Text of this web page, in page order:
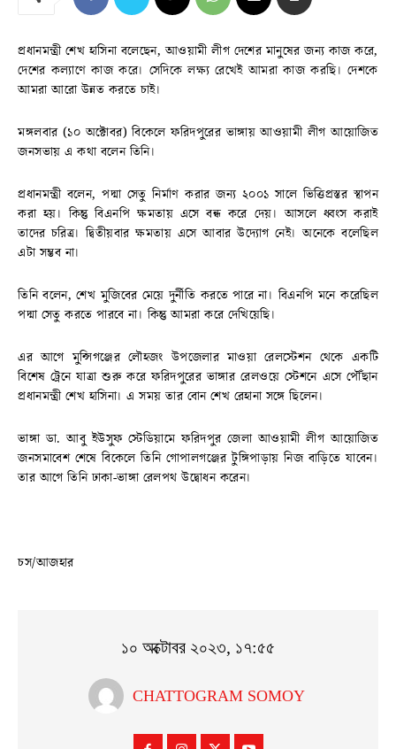
প্রধানমন্ত্রী শেখ হাসিনা বলেছেন, আওয়ামী লীগ দেশের মানুষের জন্য কাজ করে,
দেশের কল্যাণে কাজ করে। সেদিকে লক্ষ্য রেখেই আমরা কাজ করছি। দেশকে
আমরা আরো উন্নত করতে চাই।
মঙ্গলবার (১০ অক্টোবর) বিকেলে ফরিদপুরের ভাঙ্গায় আওয়ামী লীগ আয়োজিত
জনসভায় এ কথা বলেন তিনি।
প্রধানমন্ত্রী বলেন, পদ্মা সেতু নির্মাণ করার জন্য ২০০১ সালে ভিত্তিপ্রস্তর স্থাপন
করা হয়। কিন্তু বিএনপি ক্ষমতায় এসে বন্ধ করে দেয়। আসলে ধ্বংস করাই
তাদের চরিত্র। দ্বিতীয়বার ক্ষমতায় এসে আবার উদ্যোগ নেই। অনেকে বলেছিল
এটা সম্ভব না।
তিনি বলেন, শেখ মুজিবের মেয়ে দুর্নীতি করতে পারে না। বিএনপি মনে করেছিল
পদ্মা সেতু করতে পারবে না। কিন্তু আমরা করে দেখিয়েছি।
এর আগে মুন্সিগঞ্জের লৌহজং উপজেলার মাওয়া রেলস্টেশন থেকে একটি
বিশেষ ট্রেনে যাত্রা শুরু করে ফরিদপুরের ভাঙ্গার রেলওয়ে স্টেশনে এসে পৌঁছান
প্রধানমন্ত্রী শেখ হাসিনা। এ সময় তার বোন শেখ রেহানা সঙ্গে ছিলেন।
ভাঙ্গা ডা. আবু ইউসুফ স্টেডিয়ামে ফরিদপুর জেলা আওয়ামী লীগ আয়োজিত
জনসমাবেশ শেষে বিকেলে তিনি গোপালগঞ্জের টুঙ্গিপাড়ায় নিজ বাড়িতে যাবেন।
তার আগে তিনি ঢাকা-ভাঙ্গা রেলপথ উদ্বোধন করেন।
চস/আজহার
১০ অক্টোবর ২০২৩, ১৭:৫৫
CHATTOGRAM SOMOY